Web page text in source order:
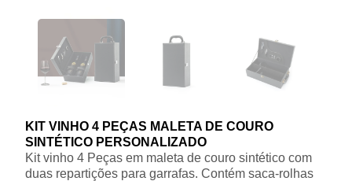
KIT VINHO 4 PEÇAS MALETA DE COURO
SINTÉTICO PERSONALIZADO
Kit vinho 4 Peças em maleta de couro sintético com
duas repartições para garrafas. Contém saca-rolhas